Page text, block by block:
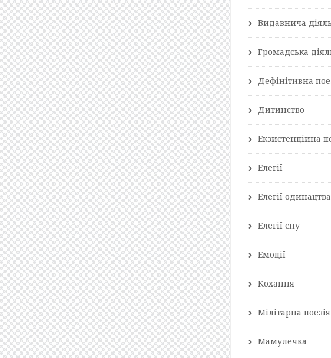
Видавнича
Громадська
Дефінітивна
Дитинство
Екзистенційна
Елегії
Елегії одинацтва
Елегії сну
Емоції
Кохання
Мілітарна поезія
Мамулечка